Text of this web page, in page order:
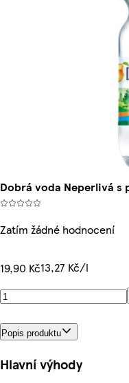
Dobrá voda Neperlivá s
Zatím žádné hodnocení
19,90 Kč13,27 Kč/l
Popis produktu
Hlavní výhody